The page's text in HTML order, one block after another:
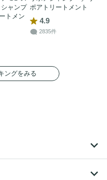
ャンプ
トメン
ポアトリートメント
4.9
2835件
ングをみる